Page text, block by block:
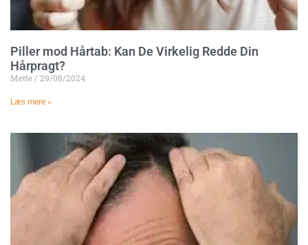
Piller mod Hårtab: Kan De Virkelig Redde Din
Hårpragt?
Mette 29/08/2024
Læs mere »